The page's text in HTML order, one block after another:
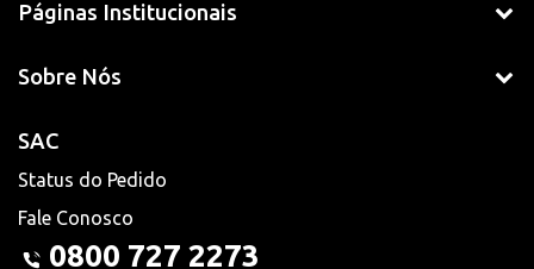
Páginas Institucionais
Sobre Nós
SAC
Status do Pedido
Fale Conosco
0800 727 2273